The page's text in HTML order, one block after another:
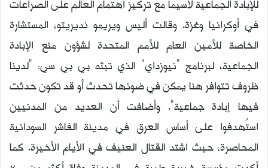
للإبادة الجماعية لاسيما مع تركيز اهتمام العالم على الصراعات
في أوكرانيا وغزة. وقالت أليس ويريمو نديريتو، المستشارة
الخاصة للأمين العام للأمم المتحدة لشؤون منع الإبادة
الجماعية، لبرنامج “نيوزداي” الذي تبثه بي بي سي: “لدينا
ظروف تتوافر هنا يمكن في ضوئها تحدث أو قد تكون حدثت
فيها إبادة جماعية”. وأضافت أن العديد من المدنيين
استُهدفوا على أساس العرق في مدينة الفاشر السودانية
المحاصرة، حيث اشتد القتال العنيف في الأيام الأخيرة. كما